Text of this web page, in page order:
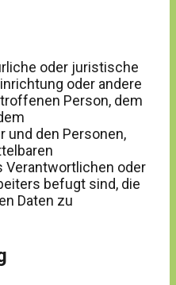
oder juristische
oder andere
Person, dem
und den Personen,
Verantwortlichen oder
befugt sind, die
Daten zu